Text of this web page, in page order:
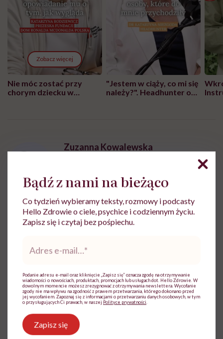
Zobacz więcej
Nie móc zostać przy
chorym dziecku w
"Jestem w ciąży, co mi się
należy?". Headhunter o
Zuzanna Kowalewska
Udostępnij
Układ pokarmowy
i
Treści zawarte w serwisie mają wyłącznie
Bądź z nami na bieżąco
Co tydzień wybieramy teksty, rozmowy i podcasty
Hello Zdrowie o ciele, psychice i codziennym życiu.
Zapisz się i czytaj bez pośpiechu.
*
Podanie adresu e-mail oraz kliknięcie „Zapisz się” oznacza zgodę na otrzymywanie
wiadomości o nowościach, produktach, promocjach lub usługach dot. Hello Zdrowie. W
dowolnym momencie możesz zrezygnować z otrzymywania newslettera. Wycofanie
zgody nie ma wpływu na zgodność z prawem przetwarzania, którego dokonano przed
jej wycofaniem. Zapoznaj się z informacjami o przetwarzaniu danych osobowych, w tym
o przysługujących Ci prawach, w naszej Polityce prywatności
Zapisz się